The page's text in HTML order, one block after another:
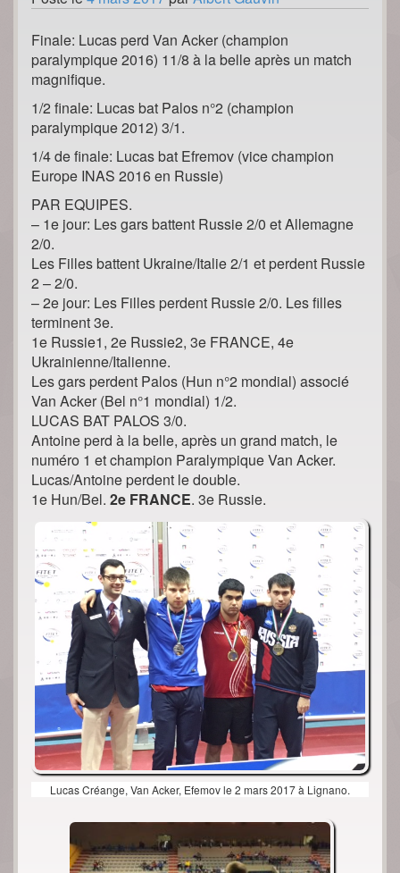
Finale: Lucas perd Van Acker (champion
paralympique 2016) 11/8 à la belle après un match
magnifique.
1/2 finale: Lucas bat Palos n°2 (champion
paralympique 2012) 3/1.
1/4 de finale: Lucas bat Efremov (vice champion
Europe INAS 2016 en Russie)
PAR EQUIPES.
– 1e jour: Les gars battent Russie 2/0 et Allemagne
2/0.
Les Filles battent Ukraine/Italie 2/1 et perdent Russie
2 – 2/0.
– 2e jour: Les Filles perdent Russie 2/0. Les filles
terminent 3e.
1e Russie1, 2e Russie2, 3e FRANCE, 4e
Ukrainienne/Italienne.
Les gars perdent Palos (Hun n°2 mondial) associé
Van Acker (Bel n°1 mondial) 1/2.
LUCAS BAT PALOS 3/0.
Antoine perd à la belle, après un grand match, le
numéro 1 et champion Paralympique Van Acker.
Lucas/Antoine perdent le double.
1e Hun/Bel. 2e FRANCE. 3e Russie.
Lucas Créange, Van Acker, Efemov le 2 mars 2017 à Lignano.